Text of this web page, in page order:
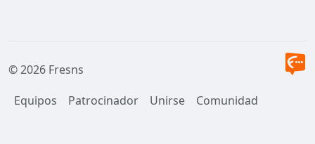
© 2026 Fresns
Equipos
Patrocinador Unirse Comunidad